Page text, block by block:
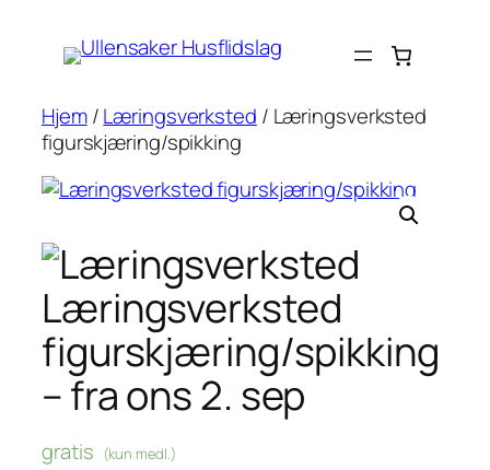
innhold
Hjem/Læringsverksted / Læringsverksted
figurskjæring/spikking
Læringsverksted
figurskjæring/spikking
– fra ons 2. sep
gratis (kun medl.)